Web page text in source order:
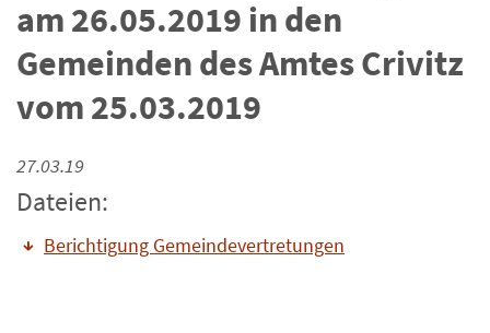
am 26.05.2019 in den
Gemeinden des Amtes Crivitz
vom 25.03.2019
27.03.19
Dateien:
Berichtigung Gemeindevertretungen